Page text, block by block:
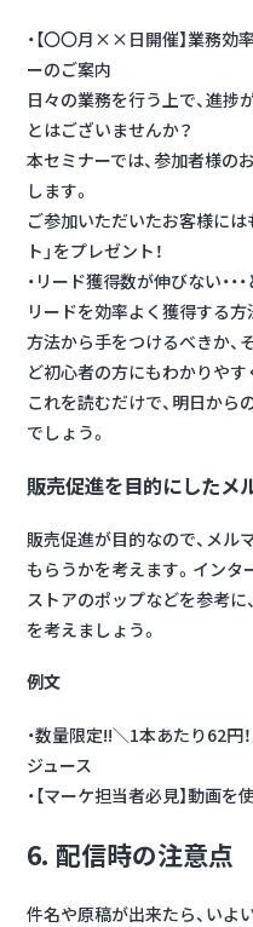
・【〇〇月××日開催】業務効
ーのご案内
日々の業務を行う上で、進捗
とはございませんか？
本セミナーでは、参加者様の
します。
ご参加いただいたお客様には
ト」をプレゼント！
・リード獲得数が伸びない・・
リードを効率よく獲得する方
方法から手をつけるべきか、
ど初心者の方にもわかりやす
これを読むだけで、明日から
でしょう。
販売促進を目的にしたメ
販売促進が目的なので、メル
もらうかを考えます。インタ
ストアのポップなどを参考
を考えましょう。
例文
・数量限定!!＼1本あたり62
ジュース
・【マーケ担当者必見】動画
6. 配信時の注意点
件名や原稿が出来たら、いよ